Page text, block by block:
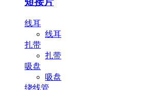
线耳
线耳
扎带
扎带
吸盘
吸盘
绕线管